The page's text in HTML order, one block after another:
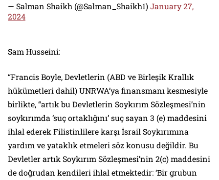
— Salman Shaikh (@Salman_Shaikh1)January 27,
2024
Sam Husseini:
“Francis Boyle, Devletlerin (ABD ve Birleşik Krallık
hükümetleri dahil) UNRWA’ya finansmanı kesmesiyle
birlikte, “artık bu Devletlerin Soykırım Sözleşmesi’nin
soykırımda ‘suç ortaklığını’ suç sayan 3 (e) maddesini
ihlal ederek Filistinlilere karşı İsrail Soykırımına
yardım ve yataklık etmeleri söz konusu değildir. Bu
Devletler artık Soykırım Sözleşmesi’nin 2(c) maddesini
de doğrudan kendileri ihlal etmektedir: ‘Bir grubun